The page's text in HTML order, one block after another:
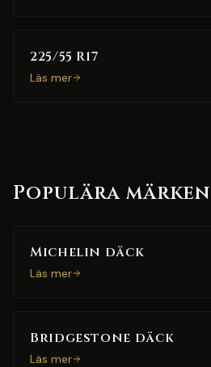
225/55 R17
Läs mer
Populära märken
Michelin däck
Läs mer
Bridgestone däck
Läs mer